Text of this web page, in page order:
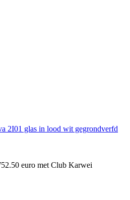
2I01 glas in lood wit gegrondverfd
euro met Club Karwei